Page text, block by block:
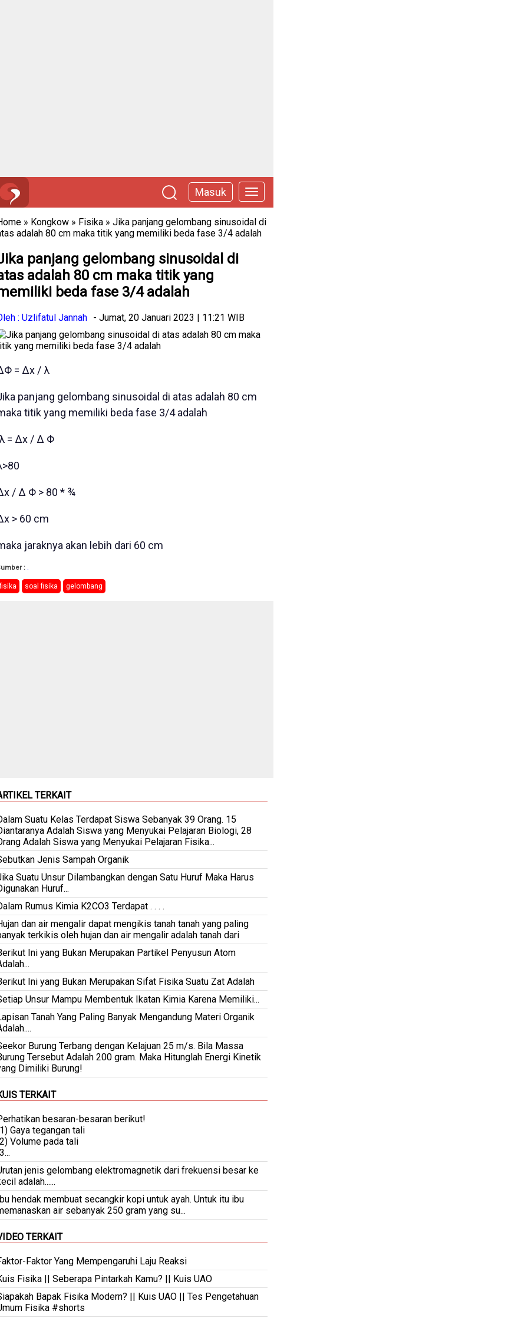
Masuk
» Kongkow » Fisika » Jika panjang gelombang sinusoidal di
adalah 80 cm maka titik yang memiliki beda fase 3/4 adalah
panjang gelombang sinusoidal di
adalah 80 cm maka titik yang
beda fase 3/4 adalah
: Uzlifatul Jannah - Jumat, 20 Januari 2023 | 11:21 WIB
= ∆x / λ
panjang gelombang sinusoidal di atas adalah 80 cm
titik yang memiliki beda fase 3/4 adalah
= ∆x / ∆ Φ
/ ∆ Φ > 80 * ¾
> 60 cm
jaraknya akan lebih dari 60 cm
: .
fisika soal fisika gelombang
TERKAIT
Suatu Kelas Terdapat Siswa Sebanyak 39 Orang. 15
Adalah Siswa yang Menyukai Pelajaran Biologi, 28
Adalah Siswa yang Menyukai Pelajaran Fisika...
Jenis Sampah Organik
Suatu Unsur Dilambangkan dengan Satu Huruf Maka Harus
Huruf...
Rumus Kimia K2CO3 Terdapat . . . .
dan air mengalir dapat mengikis tanah tanah yang paling
terkikis oleh hujan dan air mengalir adalah tanah dari
Ini yang Bukan Merupakan Partikel Penyusun Atom
Ini yang Bukan Merupakan Sifat Fisika Suatu Zat Adalah
Unsur Mampu Membentuk Ikatan Kimia Karena Memiliki...
Tanah Yang Paling Banyak Mengandung Materi Organik
Burung Terbang dengan Kelajuan 25 m/s. Bila Massa
Tersebut Adalah 200 gram. Maka Hitunglah Energi Kinetik
Dimiliki Burung!
TERKAIT
besaran-besaran berikut!
Gaya tegangan tali
Volume pada tali
jenis gelombang elektromagnetik dari frekuensi besar ke
adalah......
hendak membuat secangkir kopi untuk ayah. Untuk itu ibu
air sebanyak 250 gram yang su...
TERKAIT
Faktor Yang Mempengaruhi Laju Reaksi
Fisika || Seberapa Pintarkah Kamu? || Kuis UAO
Bapak Fisika Modern? || Kuis UAO || Tes Pengetahuan
Fisika #shorts